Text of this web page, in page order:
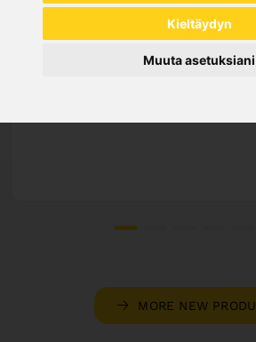
Kieltäydyn
Muuta asetuksiani
SAW BAND BIFLEX 4290 X 34 X
4/6 TPI
MORE NEW